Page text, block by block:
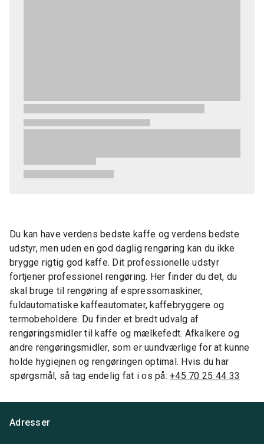
Du kan have verdens bedste kaffe og verdens bedste
udstyr, men uden en god daglig rengøring kan du ikke
brygge rigtig god kaffe. Dit professionelle udstyr
fortjener professionel rengøring. Her finder du det, du
skal bruge til rengøring af espressomaskiner,
fuldautomatiske kaffeautomater, kaffebryggere og
termobeholdere. Du finder et bredt udvalg af
rengøringsmidler til kaffe og mælkefedt. Afkalkere og
andre rengøringsmidler, som er uundværlige for at kunne
holde hygiejnen og rengøringen optimal. Hvis du har
spørgsmål, så tag endelig fat i os på:+45 70 25 44 33
Adresser